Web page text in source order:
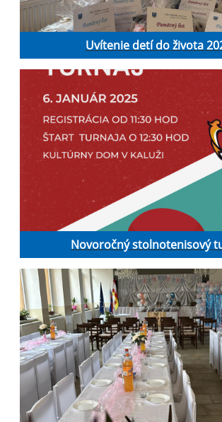
Uvítenie detí do života
Novoročný stolnotenisový